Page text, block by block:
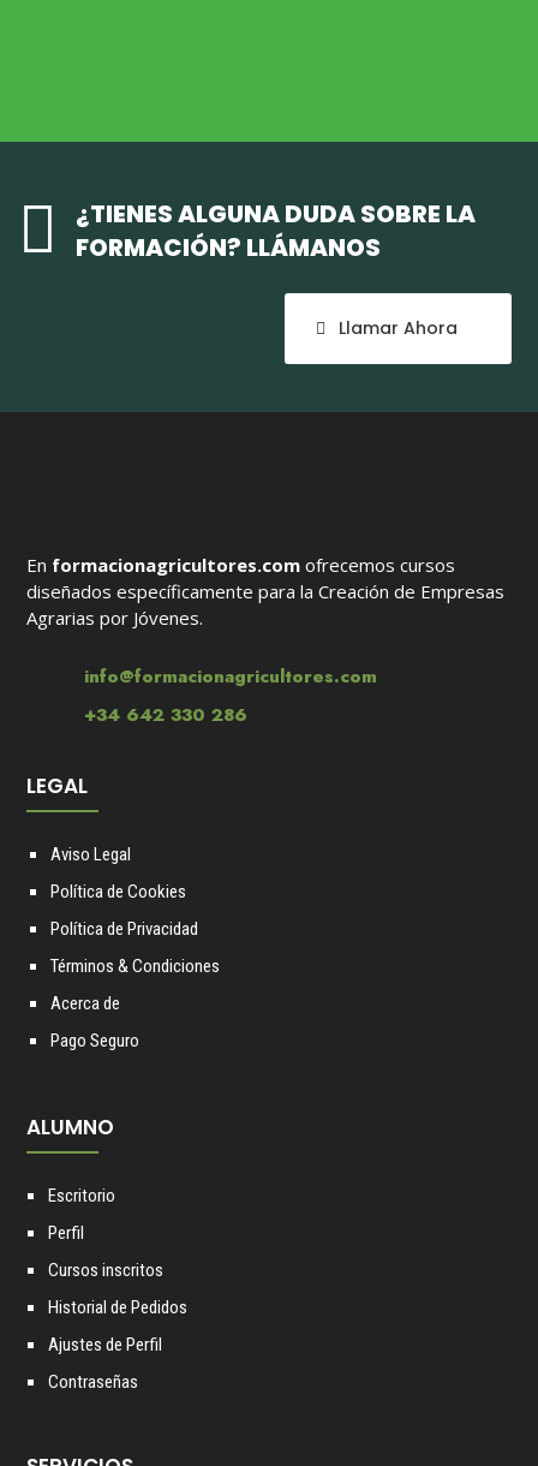

¿TIENES ALGUNA DUDA SOBRE LA
FORMACIÓN? LLÁMANOS
Llamar Ahora
En formacionagricultores.com ofrecemos cursos
diseñados específicamente para la Creación de Empresas
Agrarias por Jóvenes.
info@formacionagricultores.com
+34 642 330 286
LEGAL
Aviso Legal
Política de Cookies
Política de Privacidad
Términos & Condiciones
Acerca de
Pago Seguro
ALUMNO
Escritorio
Perfil
Cursos inscritos
Historial de Pedidos
Ajustes de Perfil
Contraseñas